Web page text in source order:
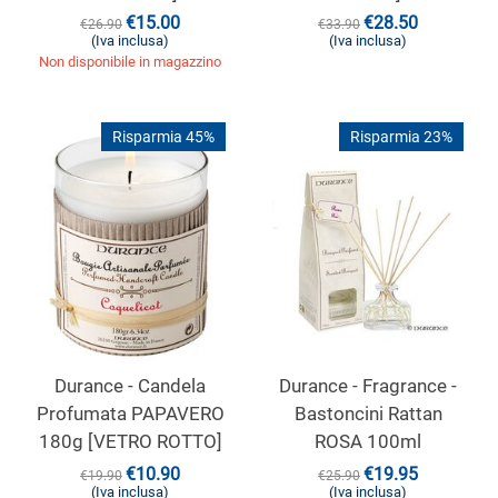
€26.90 €15.00
(Iva inclusa)
Non disponibile in magazzino
€33.90 €28.50
(Iva inclusa)
Risparmia 45%
Durance - Candela
Profumata PAPAVERO
180g [VETRO ROTTO]
€19.90 €10.90
(Iva inclusa)
Risparmia 23%
Durance - Fragrance -
Bastoncini Rattan
ROSA 100ml
€25.90 €19.95
(Iva inclusa)